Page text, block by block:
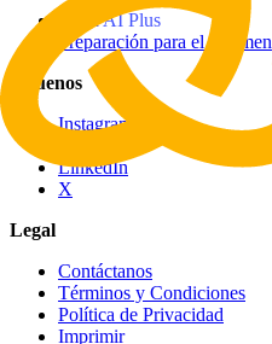
Astra AI Plus
Preparación para el Examen
Síguenos
Instagram
LinkedIn
X
Legal
Contáctanos
Términos y Condiciones
Política de Privacidad
Imprimir